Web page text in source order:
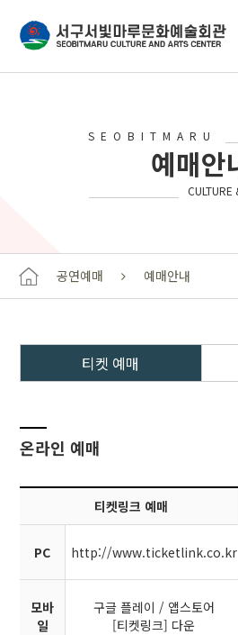
SEOBITMARU
예매안
CULTURE
공연예매 예매안내
티켓 예매
온라인 예매
티켓링크 예매
PC
http://www.ticketlink.co.kr
모바
일
구글 플레이 / 앱스토어
[티켓링크] 다운